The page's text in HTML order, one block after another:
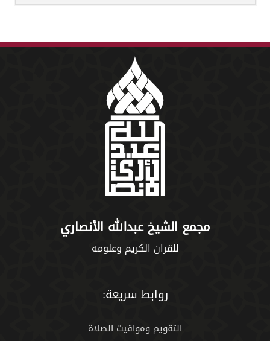
مجمع الشيخ عبدالله الأنصاري
للقران الكريم وعلومه
روابط سريعة:
التقويم ومواقيت الصلاة